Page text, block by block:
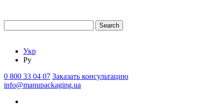
Search
Укр
Ру
0 800 33 04 07 Заказать консультацию
info@manupackaging.ua